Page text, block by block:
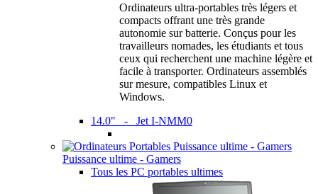
Ordinateurs ultra-portables très légers et
compacts offrant une très grande
autonomie sur batterie. Conçus pour les
travailleurs nomades, les étudiants et tous
ceux qui recherchent une machine légère et
facile à transporter. Ordinateurs assemblés
sur mesure, compatibles Linux et
Windows.
14.0" - Jet I-NMM0
Puissance ultime - Gamers
Tous les PC portables ultimes